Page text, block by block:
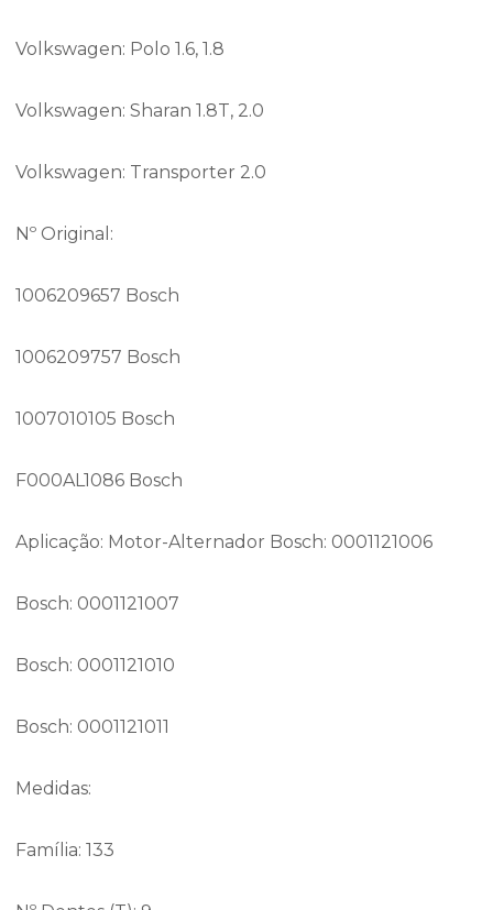
Volkswagen: Polo 1.6, 1.8
Volkswagen: Sharan 1.8T, 2.0
Volkswagen: Transporter 2.0
Nº Original:
1006209657 Bosch
1006209757 Bosch
1007010105 Bosch
F000AL1086 Bosch
Aplicação: Motor-Alternador Bosch: 0001121006
Bosch: 0001121007
Bosch: 0001121010
Bosch: 0001121011
Medidas:
Família: 133